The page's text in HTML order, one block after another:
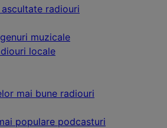
radiouri
muzicale
locale
mai bune radiouri
populare podcasturi